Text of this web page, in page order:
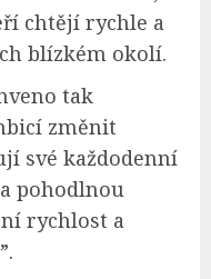
chtějí rychle a
blízkém okolí.
tak
změnit
své každodenní
pohodlnou
rychlost a